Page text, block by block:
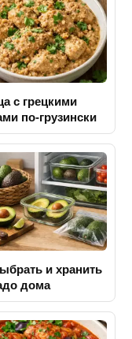
с грецкими
по-грузински
и хранить
дома